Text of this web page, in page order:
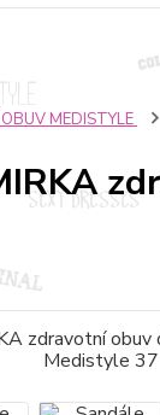
MEDISTYLE